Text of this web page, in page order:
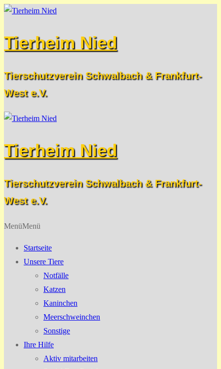
Zum
springen
Menü
Schließen
Tierheim Nied
Tierschutzverein Schwalbach & Frankfurt-
West e.V.
Tierheim Nied
Tierschutzverein Schwalbach & Frankfurt-
West e.V.
MenüMenü
Startseite
Unsere Tiere
Notfälle
Katzen
Kaninchen
Meerschweinchen
Sonstige
Ihre Hilfe
Aktiv mitarbeiten